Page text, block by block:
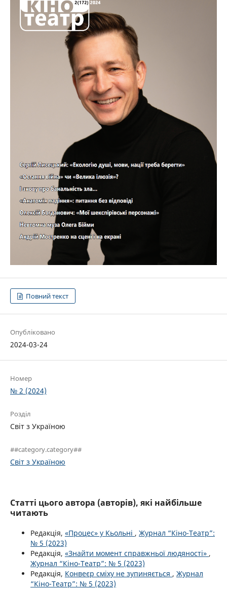
Повний текст
Опубліковано
2024-03-24
Номер
№ 2 (2024)
Розділ
Світ з Україною
##category.category##
Світ з Україною
Статті цього автора (авторів), які найбільше
читають
Редакція, «Процес» у Кьольні , Журнал “Кіно-Театр”:
№ 5 (2023)
Редакція, «Знайти момент справжньої людяності» ,
Журнал “Кіно-Театр”: № 5 (2023)
Редакція, Конвеєр сміху не зупиняється , Журнал
“Кіно-Театр”: № 5 (2023)